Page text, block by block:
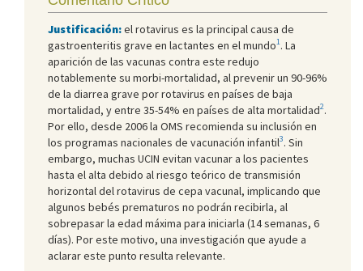
Justificación:el rotavirus es la principal causa de
gastroenteritis grave en lactantes en el mundo1. La
aparición de las vacunas contra este redujo
notablemente su morbi-mortalidad, al prevenir un 90-96%
de la diarrea grave por rotavirus en países de baja
mortalidad, y entre 35-54% en países de alta mortalidad2.
Por ello, desde 2006 la OMS recomienda su inclusión en
los programas nacionales de vacunación infantil3. Sin
embargo, muchas UCIN evitan vacunar a los pacientes
hasta el alta debido al riesgo teórico de transmisión
horizontal del rotavirus de cepa vacunal, implicando que
algunos bebés prematuros no podrán recibirla, al
sobrepasar la edad máxima para iniciarla (14 semanas, 6
días). Por este motivo, una investigación que ayude a
aclarar este punto resulta relevante.